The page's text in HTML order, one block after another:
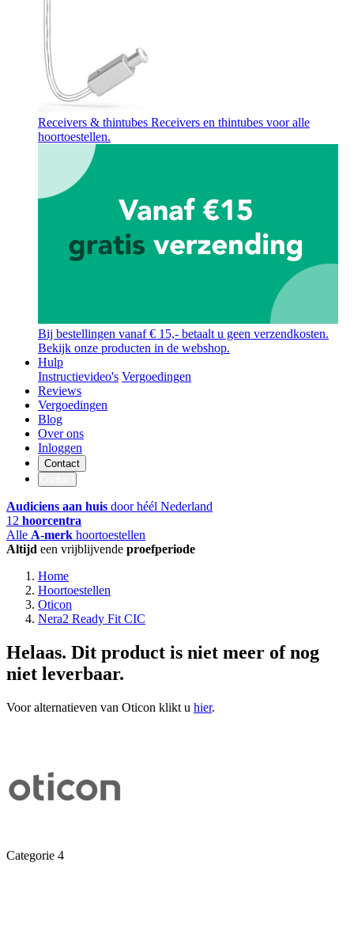
Receivers & thintubes Receivers en thintubes voor alle
hoortoestellen.
Bij bestellingen vanaf € 15,- betaalt u geen verzendkosten.
Bekijk onze producten in de webshop.
Hulp
Instructievideo's Vergoedingen
Reviews
Vergoedingen
Blog
Over ons
Inloggen
Contact
Audiciens aan huis door héél Nederland
12 hoorcentra
Alle A-merk hoortoestellen
Altijd een vrijblijvende proefperiode
Home
Hoortoestellen
Oticon
Nera2 Ready Fit CIC
Helaas. Dit product is niet meer of nog
niet leverbaar.
Voor alternatieven van Oticon klikt u hier.
Categorie 4